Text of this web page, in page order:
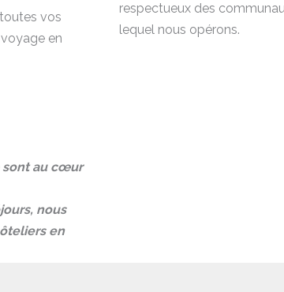
vos
en
sont au cœur
nous
en
respectueux des
lequel nous opérons.